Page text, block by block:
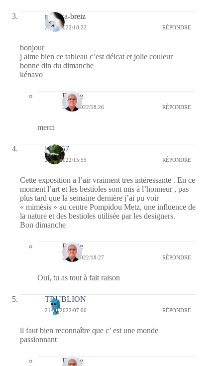
monica-breiz
21/08/2022/18:22 RÉPONDRE
bonjour
j aime bien ce tableau c’est déicat et jolie couleur
bonne din du dimanche
kénavo
Bernie
22/08/2022/18:26 RÉPONDRE
merci
jazzy57
21/08/2022/15:55 RÉPONDRE
Cette exposition a l’air vraiment tres intéressante . En ce
moment l’art et les bestioles sont mis à l’honneur , pas
plus tard que la semaine dernière j’ai pu voir
« mimésis » au centre Pompidou Metz, une influence de
la nature et des bestioles utilisée par les designers.
Bon dimanche
Bernie
22/08/2022/18:27 RÉPONDRE
Oui, tu as tout à fait raison
TRUBLION
21/08/2022/07:06 RÉPONDRE
il faut bien reconnaître que c’ est une monde
passionnant
Bernie